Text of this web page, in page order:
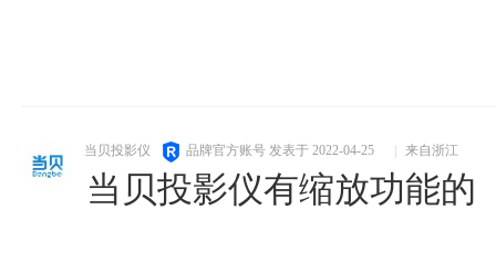
当贝投影仪 品牌官方账号 发表于 2022-04-25 来自浙江
当贝投影仪有缩放功能的